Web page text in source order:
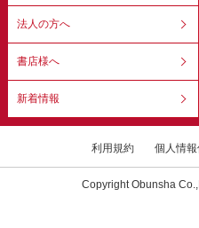
法人の方へ
書店様へ
新着情報
利用規約 個人情
Copyright Obunsha